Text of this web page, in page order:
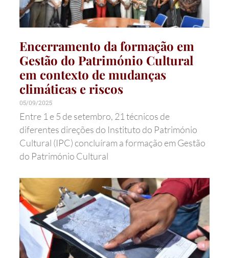
Encerramento da formação em
Gestão do Património Cultural
em contexto de mudanças
climáticas e riscos
05/09/2025
Entre 1 e 5 de setembro, 21 técnicos de
diferentes direções do Instituto do Património
Cultural (IPC) concluíram a formação em Gestão
do Património Cultural